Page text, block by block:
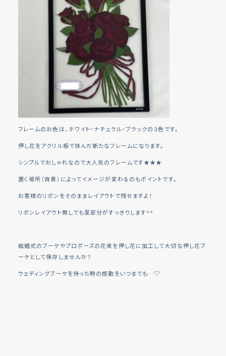
フレームのお色は、ホワイト・ナチュラル・ブラックの３色です。
押し花をアクリル板で挟んだ新たなフレームになります。
シンプルでおしゃれなので大人気のフレームです★★★
置く場所（背景）によってイメージが変わるのもポイントです。
お客様のリボンをそのままレイアウトで残せますよ！
リボンレイアウト無しでも茎部分がすっきりします^^
結婚式のブーケやプロポーズの花束を押し花に加工して大切な押し花ブ
ーケとして保存しませんか？
ウェディングブーケを持った時の感動をいつまでも…♡